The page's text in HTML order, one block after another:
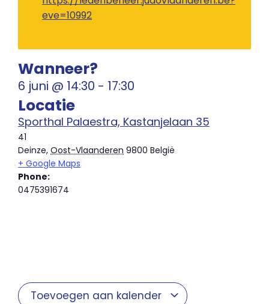
eve=10992
Wanneer?
6 juni @ 14:30 - 17:30
Locatie
Sporthal Palaestra, Kastanjelaan 35
41
Deinze, Oost-Vlaanderen 9800 België
+ Google Maps
Phone:
0475391674
Toevoegen aan kalender